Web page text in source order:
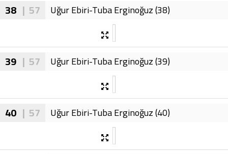
38 | 57 Uğur Ebiri-Tuba Erginoğuz (38)
39 | 57 Uğur Ebiri-Tuba Erginoğuz (39)
40 | 57 Uğur Ebiri-Tuba Erginoğuz (40)